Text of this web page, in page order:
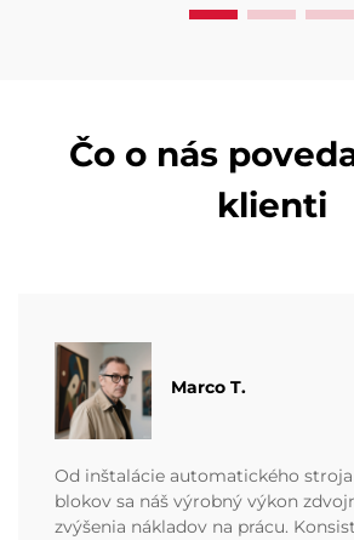
Čo o nás
klienti
Marco T.
Od inštalácie automatického
blokov sa náš výrobný výkon
zvýšenia nákladov na prácu.